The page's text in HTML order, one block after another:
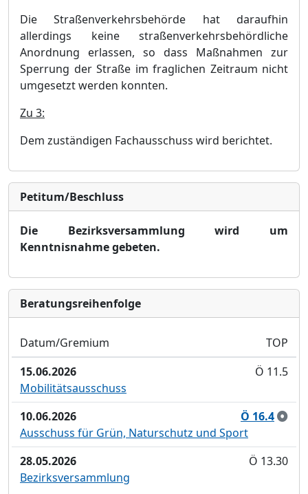
Die Straßenverkehrsbehörde hat daraufhin
allerdings keine straßenverkehrsbehördliche
Anordnung erlassen, so dass Maßnahmen zur
Sperrung der Straße im fraglichen Zeitraum nicht
umgesetzt werden konnten.
Zu 3:
Dem zuständigen Fachausschuss wird berichtet.
Petitum/Beschluss
Die Bezirksversammlung wird um
Kenntnisnahme gebeten.
Bera­tungs­reihen­folge
Datum/Gremium
TOP
15.06.2026
Ö 11.5
Mobilitätsausschuss
10.06.2026
Ö 16.4
Ausschuss für Grün, Naturschutz und Sport
28.05.2026
Ö 13.30
Bezirksversammlung